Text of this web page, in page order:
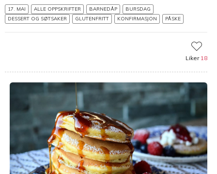
17. MAI ALLE OPPSKRIFTER BARNEDÅP
BURSDAG
DESSERT OG SØTSAKER
GLUTENFRITT KONFIRMASJON PÅSKE
Liker 18